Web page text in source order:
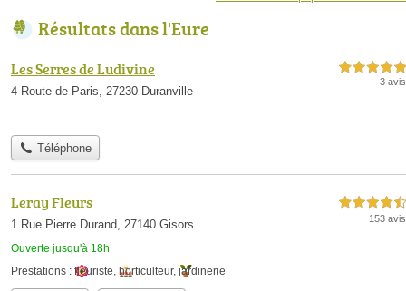
Résultats dans l'Eure
Les Serres de Ludivine
4 Route de Paris, 27230 Duranville
5,0 étoiles sur 5
3 avis
Téléphone
Leray Fleurs
1 Rue Pierre Durand, 27140 Gisors
Ouverte jusqu'à 18h
4,5 étoiles sur 5
153 avis
Prestations : fleuriste, horticulteur, jardinerie